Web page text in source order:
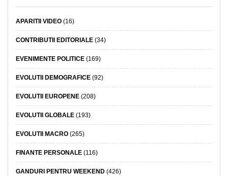
APARITII VIDEO (16)
CONTRIBUTII EDITORIALE (34)
EVENIMENTE POLITICE (169)
EVOLUTII DEMOGRAFICE (92)
EVOLUTII EUROPENE (208)
EVOLUTII GLOBALE (193)
EVOLUTII MACRO (265)
FINANTE PERSONALE (116)
GANDURI PENTRU WEEKEND (426)